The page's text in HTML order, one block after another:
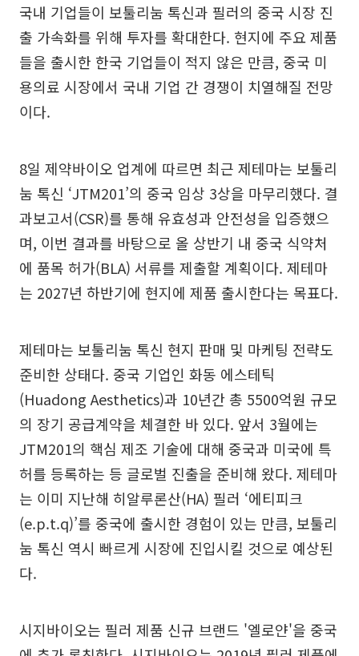
국내 기업들이 보툴리눔 톡신과 필러의 중국 시장 진
출 가속화를 위해 투자를 확대한다. 현지에 주요 제품
들을 출시한 한국 기업들이 적지 않은 만큼, 중국 미
용의료 시장에서 국내 기업 간 경쟁이 치열해질 전망
이다.
8일 제약바이오 업계에 따르면 최근 제테마는 보툴리
눔 톡신 ‘JTM201’의 중국 임상 3상을 마무리했다. 결
과보고서(CSR)를 통해 유효성과 안전성을 입증했으
며, 이번 결과를 바탕으로 올 상반기 내 중국 식약처
에 품목 허가(BLA) 서류를 제출할 계획이다. 제테마
는 2027년 하반기에 현지에 제품 출시한다는 목표다.
제테마는 보툴리눔 톡신 현지 판매 및 마케팅 전략도
준비한 상태다. 중국 기업인 화동 에스테틱
(Huadong Aesthetics)과 10년간 총 5500억원 규모
의 장기 공급계약을 체결한 바 있다. 앞서 3월에는
JTM201의 핵심 제조 기술에 대해 중국과 미국에 특
허를 등록하는 등 글로벌 진출을 준비해 왔다. 제테마
는 이미 지난해 히알루론산(HA) 필러 ‘에티피크
(e.p.t.q)’를 중국에 출시한 경험이 있는 만큼, 보툴리
눔 톡신 역시 빠르게 시장에 진입시킬 것으로 예상된
다.
시지바이오는 필러 제품 신규 브랜드 '엘로얀'을 중국